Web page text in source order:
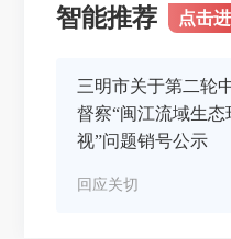
智能推荐 点击
三明市关于第二轮
督察“闽江流域生
视”问题销号公示
回应关切